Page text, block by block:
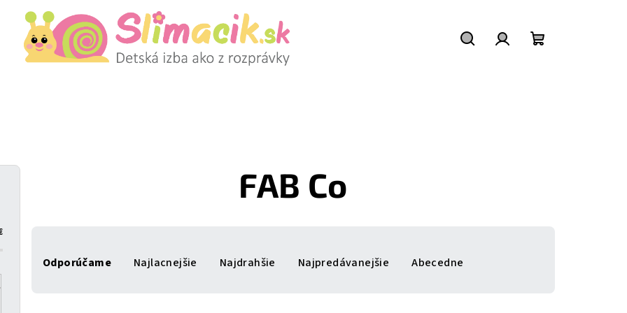
FAB Co
aOdporúčame Najlacnejšie Najdrahšie Najpredávanejšie Abecedne